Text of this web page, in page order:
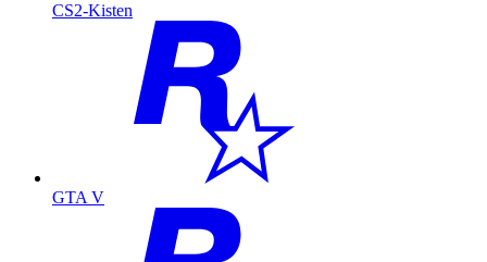
CS2-Kisten
GTA V